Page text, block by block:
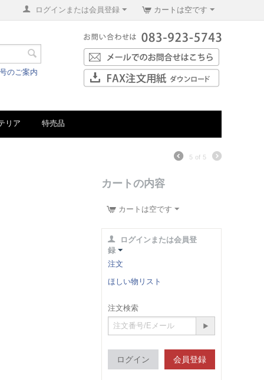
カートは空です
ログインまたは会員登録
のご案内
リア 特売品
5 of 5
カートの内容
カートは空です
ログインまたは会員登
録
注文
ほしい物リスト
注文検索
ログイン 会員登録